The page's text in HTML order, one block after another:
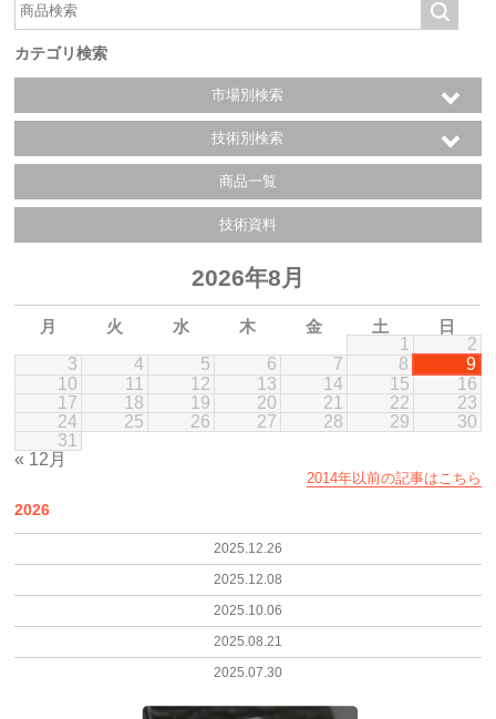
カテゴリ検索
市場別検索
技術別検索
商品一覧
技術資料
2026年8月
月 火 水 木 金 土
日
1
2
3
4 5 6 7 8
9
10
11 12 13 14 15
16
17
18 19 20 21 22
23
24
25 26 27 28 29
30
31
« 12月
2014年以前の記事はこちら
2026
2025.12.26
2025.12.08
2025.10.06
2025.08.21
2025.07.30